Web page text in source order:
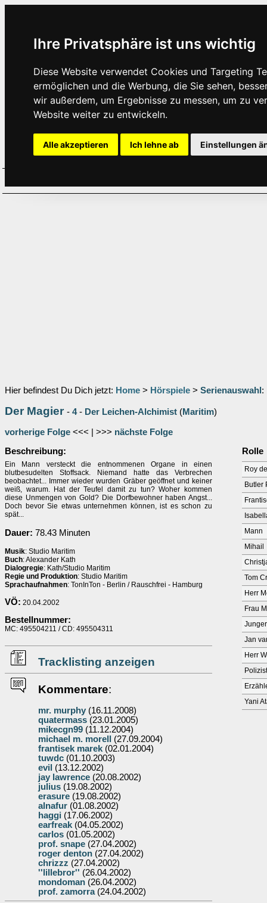
Ihre Privatsphäre ist uns wichtig
Diese Website verwendet Cookies und Targeting
ermöglichen und die Werbung, die Sie sehen,
wir außerdem, um Ergebnisse zu messen, um zu
Website weiter zu entwickeln.
Alle akzeptieren Ich lehne ab Einstellungen
Hier befindest Du Dich jetzt: Home > Hörspiele > Serienauswahl :
Der Magier - 4- Der Leichen-Alchimist (Maritim)
vorherige Folge <<< | >>> nächste Folge
Beschreibung:
Ein Mann versteckt die entnommenen Organe in einen
blutbesudelten Stoffsack. Niemand hatte das Verbrechen
beobachtet... Immer wieder wurden Gräber geöffnet und keiner
weiß, warum. Hat der Teufel damit zu tun? Woher kommen
diese Unmengen von Gold? Die Dorfbewohner haben Angst...
Doch bevor Sie etwas unternehmen können, ist es schon zu
spät...
Dauer: 78.43 Minuten
Musik: Studio Maritim
Buch: Alexander Kath
Dialogregie: Kath/Studio Maritim
Regie und Produktion: Studio Maritim
Sprachaufnahmen: TonInTon - Berlin / Rauschfrei - Hamburg
VÖ: 20.04.2002
Bestellnummer:
MC: 495504211 / CD: 495504311
Tracklisting anzeigen
Kommentare:
mr. murphy (16.11.2008)
quatermass (23.01.2005)
mikecgn99 (11.12.2004)
michael m. morell
(27.09.2004)
frantisek marek (02.01.2004)
tuwdc (01.10.2003)
evil (13.12.2002)
jay lawrence (20.08.2002)
julius (19.08.2002)
erasure (19.08.2002)
alnafur (01.08.2002)
haggi (17.06.2002)
earfreak (04.05.2002)
carlos (01.05.2002)
prof. snape (27.04.2002)
roger denton (27.04.2002)
chrizzz (27.04.2002)
''lillebror'' (26.04.2002)
mondoman (26.04.2002)
prof. zamorra(24.04.2002)
Rolle
Roy
Butler
Mann
Mihail
Tom
Herr
Frau
Jan
Herr
Polizist
Yani